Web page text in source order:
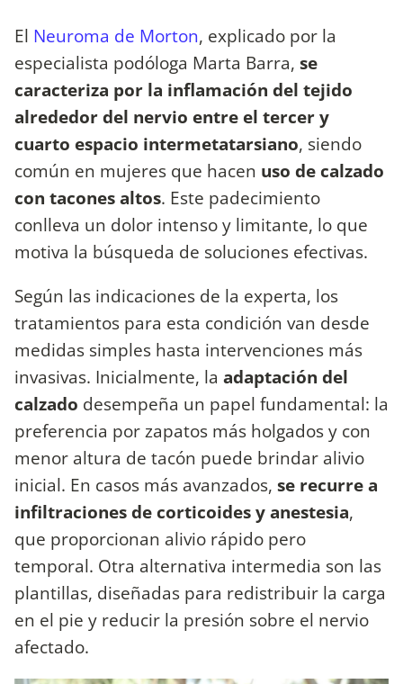
El Neuroma de Morton, explicado por la
especialista podóloga Marta Barra, se
caracteriza por la inflamación del tejido
alrededor del nervio entre el tercer y
cuarto espacio intermetatarsiano, siendo
común en mujeres que hacen uso de calzado
con tacones altos. Este padecimiento
conlleva un dolor intenso y limitante, lo que
motiva la búsqueda de soluciones efectivas.
Según las indicaciones de la experta, los
tratamientos para esta condición van desde
medidas simples hasta intervenciones más
invasivas. Inicialmente, la adaptación del
calzado desempeña un papel fundamental: la
preferencia por zapatos más holgados y con
menor altura de tacón puede brindar alivio
inicial. En casos más avanzados, se recurre a
infiltraciones de corticoides y anestesia,
que proporcionan alivio rápido pero
temporal. Otra alternativa intermedia son las
plantillas, diseñadas para redistribuir la carga
en el pie y reducir la presión sobre el nervio
afectado.